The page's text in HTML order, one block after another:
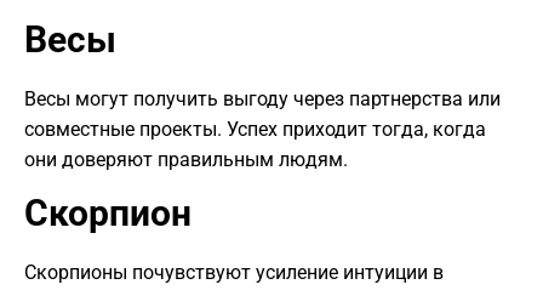
Весы
Весы могут получить выгоду через партнерства или
совместные проекты. Успех приходит тогда, когда
они доверяют правильным людям.
Скорпион
Скорпионы почувствуют усиление интуиции в